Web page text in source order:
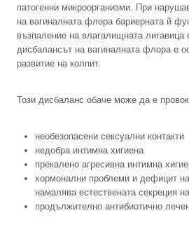
патогенни микроорганизми. При
на вагиналната флора бариерната й
възпаление на влагалищната
дисбалансът на вагиналната флора е
развитие на колпит.
Този дисбаланс обаче може да е
необезопасени сексуални контакти
недобра интимна хигиена
прекалено агресивна интимна
хормонални проблеми и дефицит
намалява естествената секреция
продължително антибиотично